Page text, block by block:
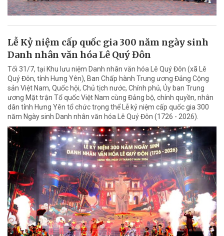
Lễ Kỷ niệm cấp quốc gia 300 năm ngày sinh
Danh nhân văn hóa Lê Quý Đôn
Tối 31/7, tại Khu lưu niệm Danh nhân văn hóa Lê Quý Đôn (xã Lê
Quý Đôn, tỉnh Hưng Yên), Ban Chấp hành Trung ương Đảng Cộng
sản Việt Nam, Quốc hội, Chủ tịch nước, Chính phủ, Ủy ban Trung
ương Mặt trận Tổ quốc Việt Nam cùng Đảng bộ, chính quyền, nhân
dân tỉnh Hưng Yên tổ chức trọng thể Lễ kỷ niệm cấp quốc gia 300
năm Ngày sinh Danh nhân văn hóa Lê Quý Đôn (1726 - 2026).